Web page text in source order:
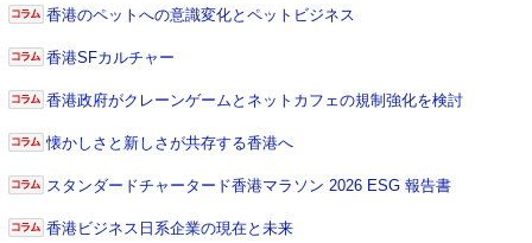
香港のペットへの意識変化とペットビジネス
香港SFカルチャー
香港政府がクレーンゲームとネットカフェの規制強化を検討
懐かしさと新しさが共存する香港へ
スタンダードチャータード香港マラソン 2026 ESG 報告書
香港ビジネス日系企業の現在と未来